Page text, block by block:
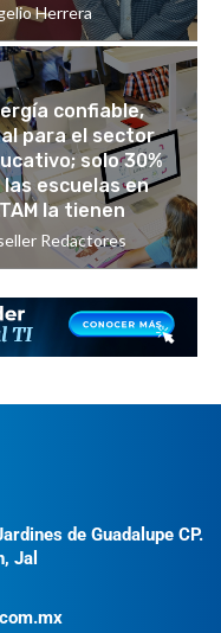
Herrera
confiable,
para el sector
solo 30%
las escuelas en
la tienen
Redactores
de Guadalupe CP.
Jal